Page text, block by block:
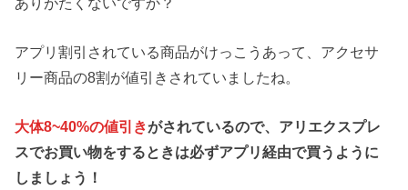
アプリ割引されている商品がけっこうあって、アクセサ
リー商品の8割が値引きされていましたね。
大体8~40%の値引きがされているので、アリエクスプレ
スでお買い物をするときは必ずアプリ経由で買うように
しましょう！